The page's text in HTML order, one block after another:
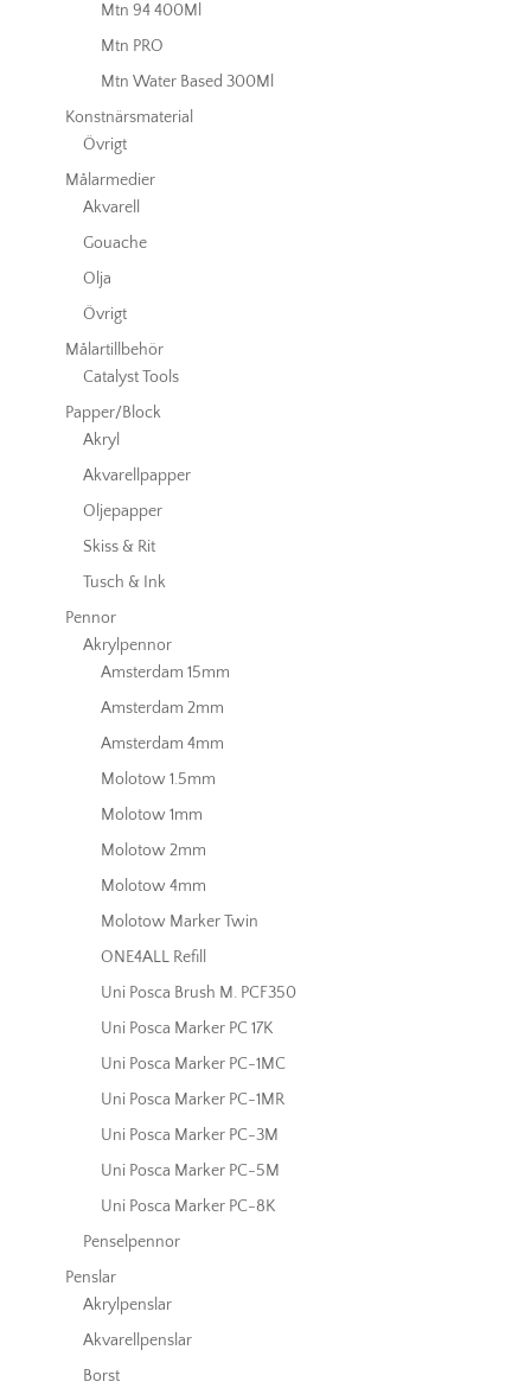
Mtn 94 400Ml
Mtn PRO
Mtn Water Based 300Ml
Konstnärsmaterial
Övrigt
Målarmedier
Akvarell
Gouache
Olja
Övrigt
Målartillbehör
Catalyst Tools
Papper/Block
Akryl
Akvarellpapper
Oljepapper
Skiss & Rit
Tusch & Ink
Pennor
Akrylpennor
Amsterdam 15mm
Amsterdam 2mm
Amsterdam 4mm
Molotow 1.5mm
Molotow 1mm
Molotow 2mm
Molotow 4mm
Molotow Marker Twin
ONE4ALL Refill
Uni Posca Brush M. PCF350
Uni Posca Marker PC 17K
Uni Posca Marker PC-1MC
Uni Posca Marker PC-1MR
Uni Posca Marker PC-3M
Uni Posca Marker PC-5M
Uni Posca Marker PC-8K
Penselpennor
Penslar
Akrylpenslar
Akvarellpenslar
Borst